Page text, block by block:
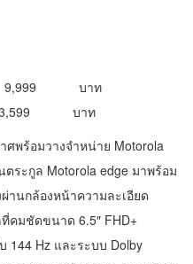
9,999 บาท
บาท
ศพร้อมวางจำหน่าย Motorola
ระกูล Motorola edge มาพร้อม
านกล้องหน้าความละเอียด
คมชัดขนาด 6.5″ FHD+
144 Hz และระบบ Dolby